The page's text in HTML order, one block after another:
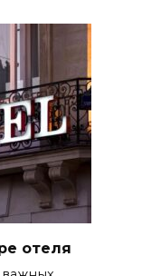
отеля